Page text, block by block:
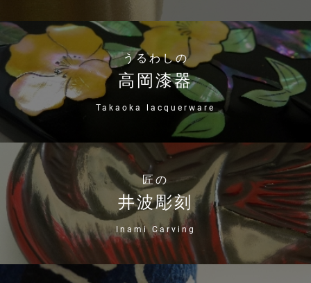
うるわしの
高岡漆器
Takaoka lacquerware
匠の
井波彫刻
Inami Carving